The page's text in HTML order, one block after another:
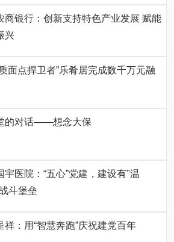
商银行：创新支持特色产业发展 赋能
兴
面点捍卫者”乐肴居完成数千万元融
的对话——想念大保
宇医院：“五心”党建，建设有"温
斗堡垒
祥：用“智慧奔跑”庆祝建党百年